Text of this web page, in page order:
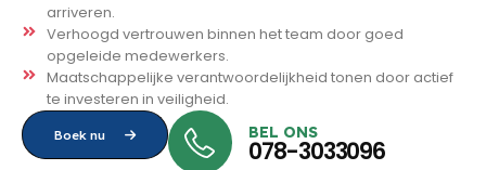
arriveren.
Verhoogd vertrouwen binnen het team door goed
opgeleide medewerkers.
Maatschappelijke verantwoordelijkheid tonen door actief
te investeren in veiligheid.
Boek nu BEL ONS
078-3033096